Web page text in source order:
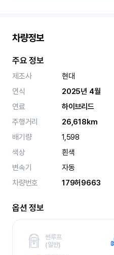
차량정보
주요 정보
제조사
현대
연식
2025년 4월
연료
하이브리드
주행거리
26,618km
배기량
1,598
색상
흰색
변속기
자동
차량번호
179허9663
옵션 정보
썬루프
(일반)